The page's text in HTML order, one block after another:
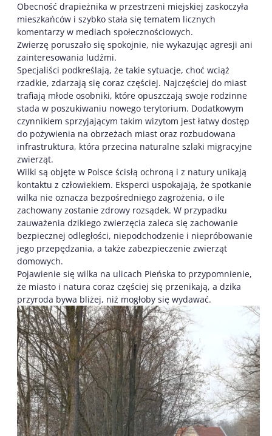
Obecność drapieżnika w przestrzeni miejskiej zaskoczyła
mieszkańców i szybko stała się tematem licznych
komentarzy w mediach społecznościowych.
Zwierzę poruszało się spokojnie, nie wykazując agresji ani
zainteresowania ludźmi.
Specjaliści podkreślają, że takie sytuacje, choć wciąż
rzadkie, zdarzają się coraz częściej. Najczęściej do miast
trafiają młode osobniki, które opuszczają swoje rodzinne
stada w poszukiwaniu nowego terytorium. Dodatkowym
czynnikiem sprzyjającym takim wizytom jest łatwy dostęp
do pożywienia na obrzeżach miast oraz rozbudowana
infrastruktura, która przecina naturalne szlaki migracyjne
zwierząt.
Wilki są objęte w Polsce ścisłą ochroną i z natury unikają
kontaktu z człowiekiem. Eksperci uspokajają, że spotkanie
wilka nie oznacza bezpośredniego zagrożenia, o ile
zachowany zostanie zdrowy rozsądek. W przypadku
zauważenia dzikiego zwierzęcia zaleca się zachowanie
bezpiecznej odległości, niepodchodzenie i niepróbowanie
jego przepędzania, a także zabezpieczenie zwierząt
domowych.
Pojawienie się wilka na ulicach Pieńska to przypomnienie,
że miasto i natura coraz częściej się przenikają, a dzika
przyroda bywa bliżej, niż mogłoby się wydawać.